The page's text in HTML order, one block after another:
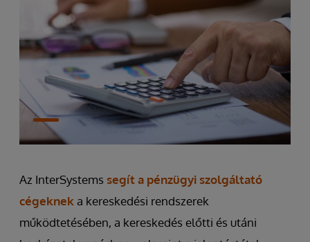
Az InterSystems segít a pénzügyi szolgáltató
cégeknek a kereskedési rendszerek
működtetésében, a kereskedés előtti és utáni